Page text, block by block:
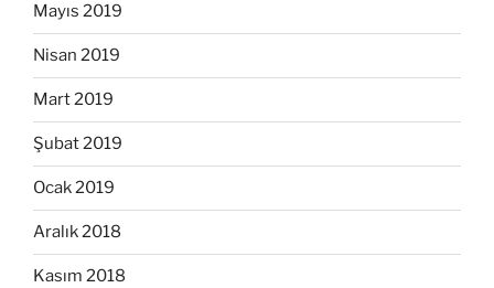
Mayıs 2019
Nisan 2019
Mart 2019
Şubat 2019
Ocak 2019
Aralık 2018
Kasım 2018